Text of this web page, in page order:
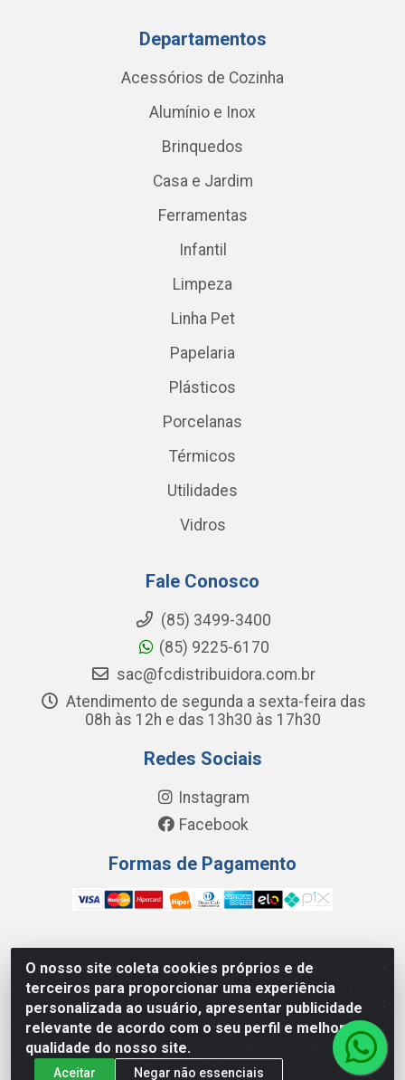
O nosso site coleta cookies próprios e de
terceiros para proporcionar uma experiência
personalizada ao usuário, apresentar publicidade
relevante de acordo com o seu perfil e melhorar a
qualidade do nosso site.
Aceitar Negar não essenciais
Departamentos
Acessórios de Cozinha
Alumínio e Inox
Brinquedos
Casa e Jardim
Ferramentas
Infantil
Limpeza
Linha Pet
Papelaria
Plásticos
Porcelanas
Térmicos
Utilidades
Vidros
Fale Conosco
(85) 3499-3400
(85) 9225-6170
sac@fcdistribuidora.com.br
Atendimento de segunda a sexta-feira das
08h às 12h e das 13h30 às 17h30
Redes Sociais
Instagram
Facebook
Formas de Pagamento
FC Distribuidora de Produtos Domésticos, Higiene e
Limpeza LTDA - Avenida Wilson Camurca, 2252, Letra H
- Distrito Industrial I, Maracanaú/CE - CEP 61.939-000 -
08.449.562/0001-29